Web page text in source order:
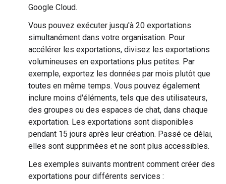
Google Cloud.
Vous pouvez exécuter jusqu'à 20 exportations
simultanément dans votre organisation. Pour
accélérer les exportations, divisez les exportations
volumineuses en exportations plus petites. Par
exemple, exportez les données par mois plutôt que
toutes en même temps. Vous pouvez également
inclure moins d'éléments, tels que des utilisateurs,
des groupes ou des espaces de chat, dans chaque
exportation. Les exportations sont disponibles
pendant 15 jours après leur création. Passé ce délai,
elles sont supprimées et ne sont plus accessibles.
Les exemples suivants montrent comment créer des
exportations pour différents services :